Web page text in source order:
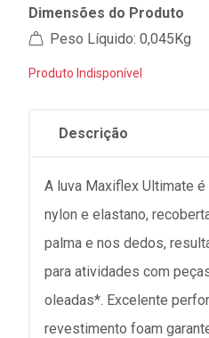
Dimensões do Produto
Peso Líquido: 0,045Kg
Produto Indisponível
Descrição
A luva Maxiflex Ultimate
nylon e elastano,
palma e nos dedos,
para atividades com
oleadas*. Excelente
revestimento foam